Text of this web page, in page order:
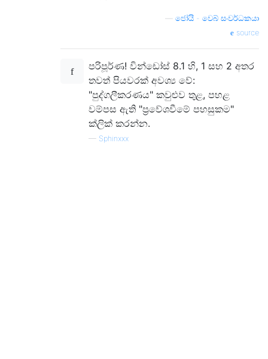
ජෝයි - වෙබ් සංවර්ධකයා
source
පරිපූර්ණ! වින්ඩෝස් 8.1 හි, 1 සහ 2 අතර
තවත් පියවරක් අවශ්‍ය වේ:
"පුද්ගලීකරණය" කවුළුව තුළ, පහළ
වම්පස ඇති "ප්‍රවේශවීමේ පහසුකම"
ක්ලික් කරන්න.
— Sphinxxx